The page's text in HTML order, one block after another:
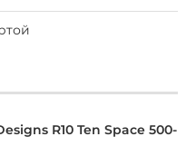
R10 Ten Space 500-